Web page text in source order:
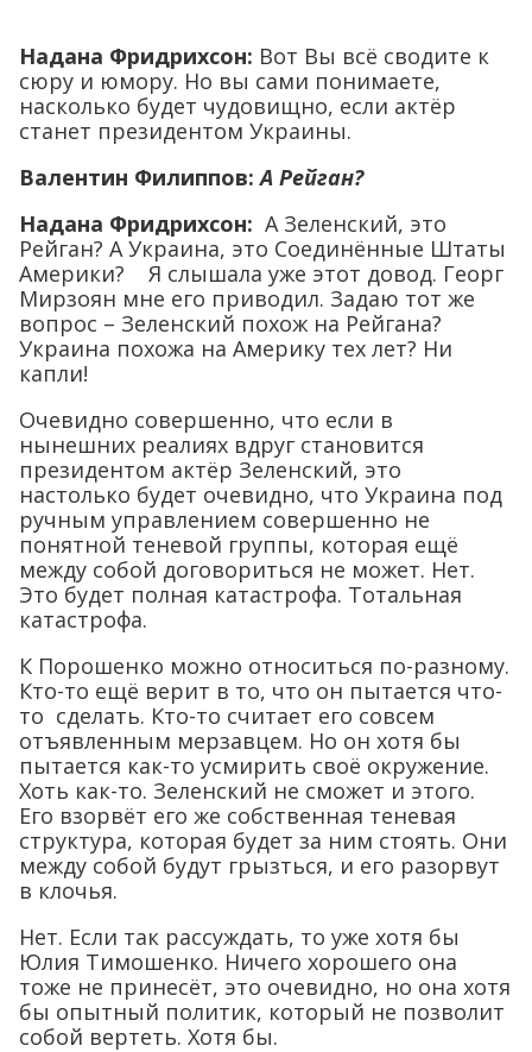
Надана Фридрихсон: Вот Вы всё сводите к
сюру и юмору. Но вы сами понимаете,
насколько будет чудовищно, если актёр
станет президентом Украины.
Валентин Филиппов: А Рейган?
Надана Фридрихсон: А Зеленский, это
Рейган? А Украина, это Соединённые Штаты
Америки? Я слышала уже этот довод. Георг
Мирзоян мне его приводил. Задаю тот же
вопрос – Зеленский похож на Рейгана?
Украина похожа на Америку тех лет? Ни
капли!
Очевидно совершенно, что если в
нынешних реалиях вдруг становится
президентом актёр Зеленский, это
настолько будет очевидно, что Украина под
ручным управлением совершенно не
понятной теневой группы, которая ещё
между собой договориться не может. Нет.
Это будет полная катастрофа. Тотальная
катастрофа.
К Порошенко можно относиться по-разному.
Кто-то ещё верит в то, что он пытается что-
то сделать. Кто-то считает его совсем
отъявленным мерзавцем. Но он хотя бы
пытается как-то усмирить своё окружение.
Хоть как-то. Зеленский не сможет и этого.
Его взорвёт его же собственная теневая
структура, которая будет за ним стоять. Они
между собой будут грызться, и его разорвут
в клочья.
Нет. Если так рассуждать, то уже хотя бы
Юлия Тимошенко. Ничего хорошего она
тоже не принесёт, это очевидно, но она хотя
бы опытный политик, который не позволит
собой вертеть. Хотя бы.